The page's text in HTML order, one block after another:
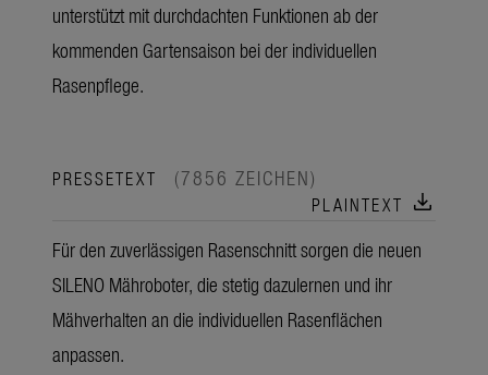
unterstützt mit durchdachten Funktionen ab der
kommenden Gartensaison bei der individuellen
Rasenpflege.
PRESSETEXT (7856 ZEICHEN)
PLAINTEXT download
Für den zuverlässigen Rasenschnitt sorgen die neuen
SILENO Mähroboter, die stetig dazulernen und ihr
Mähverhalten an die individuellen Rasenflächen
anpassen.